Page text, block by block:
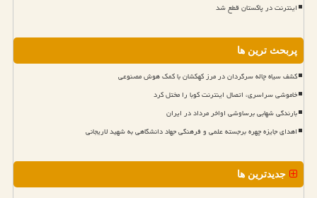
اینترنت در پاکستان قطع شد
پربحث ترین ها
کشف سیاه چاله سرگردان در مرز کهکشان با کمک هوش مصنوعی
خاموشی سراسری، اتصال اینترنت کوبا را مختل کرد
بارندگی شهابی برساوشی اواخر مرداد در ایران
اهدای جایزه چهره برجسته علمی و فرهنگی جهاد دانشگاهی به شهید لاریجانی
جدیدترین ها